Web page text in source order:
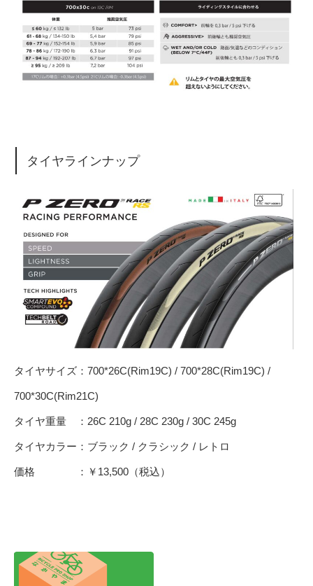
タイヤラインナップ
タイヤサイズ：700*26C(Rim19C) / 700*28C(Rim19C) /
700*30C(Rim21C)
タイヤ重量 ：26C 210g / 28C 230g / 30C 245g
タイヤカラー：ブラック / クラシック / レトロ
価格 ：￥13,500（税込）